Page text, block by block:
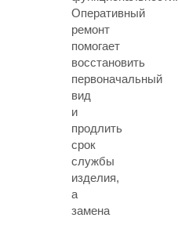
Оперативный
ремонт
помогает
восстановить
первоначальный
вид
и
продлить
срок
службы
изделия,
а
замена